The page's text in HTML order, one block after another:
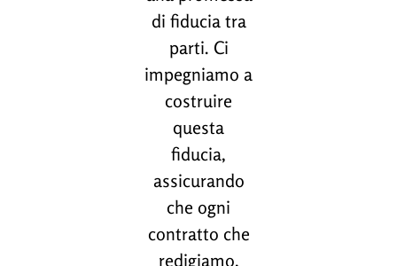
di fiducia tra
parti. Ci
impegniamo a
costruire
questa
fiducia,
assicurando
che ogni
contratto che
redigiamo,